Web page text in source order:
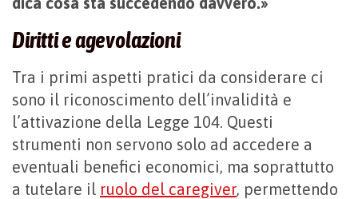
Diritti e agevolazioni
Tra i primi aspetti pratici da considerare ci
sono il riconoscimento dell’invalidità e
l’attivazione della Legge 104. Questi
strumenti non servono solo ad accedere a
eventuali benefici economici, ma soprattutto
a tutelare il ruolo del caregiver, permettendo